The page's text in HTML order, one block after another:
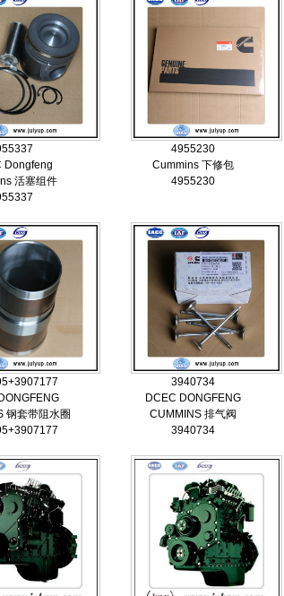
Dongfeng
活塞组件
4955230
Cummins 下修包
4955230
钢套带阻水圈
3940734
DCEC DONGFENG
CUMMINS 排气阀
3940734